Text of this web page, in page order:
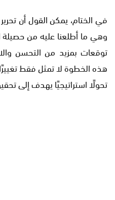
في الختام، يمكن القول أن
وهي ما أطلعنا عليه من حصيلة
توقعات بمزيد من التحسن
هذه الخطوة لا تمثل فقط
تحولًا استراتيجيًا يهدف إلى